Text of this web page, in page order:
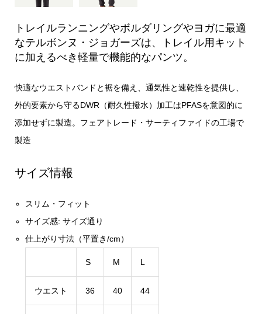
トレイルランニングやボルダリングやヨガに最適
なテルボンヌ・ジョガーズは、トレイル用キット
に加えるべき軽量で機能的なパンツ。
快適なウエストバンドと裾を備え、通気性と速乾性を提供し、
外的要素から守るDWR（耐久性撥水）加工はPFASを意図的に
添加せずに製造。フェアトレード・サーティファイドの工場で
製造
サイズ情報
スリム・フィット
サイズ感:サイズ通り
仕上がり寸法（平置き/cm）
S M L
ウエスト 36 40 44